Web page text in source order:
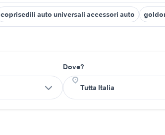
coprisedili auto universali accessori auto
Dove?